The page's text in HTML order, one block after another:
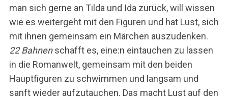
man sich gerne an Tilda und Ida zurück, will wissen
wie es weitergeht mit den Figuren und hat Lust, sich
mit ihnen gemeinsam ein Märchen auszudenken.
22 Bahnenschafft es, eine:n eintauchen zu lassen
in die Romanwelt, gemeinsam mit den beiden
Hauptfiguren zu schwimmen und langsam und
sanft wieder aufzutauchen. Das macht Lust auf den